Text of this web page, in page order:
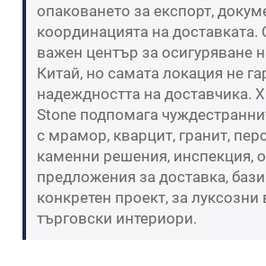
опаковането за експорт,
координацията на доставката.
важен център за осигуряване
Китай, но самата локация не
надеждността на доставчика.
Stone подпомага
с мрамор, кварцит, гранит,
каменни решения, инспекция,
предложения за доставка,
конкретен проект, за луксозни
търговски интериори.